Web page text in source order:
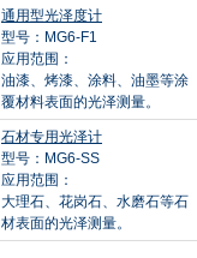
通用型光泽度计
型号：MG6-F1
应用范围：
油漆、烤漆、涂料、油墨等涂
覆材料表面的光泽测量。
石材专用光泽计
型号：MG6-SS
应用范围：
大理石、花岗石、水磨石等石
材表面的光泽测量。